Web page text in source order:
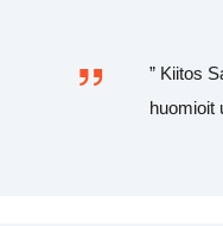
” Kiitos
huomioit